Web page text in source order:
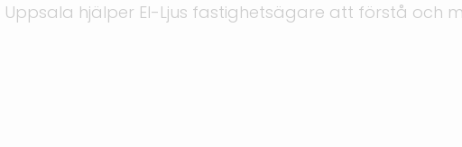
hjälper El-Ljus fastighetsägare att förstå och